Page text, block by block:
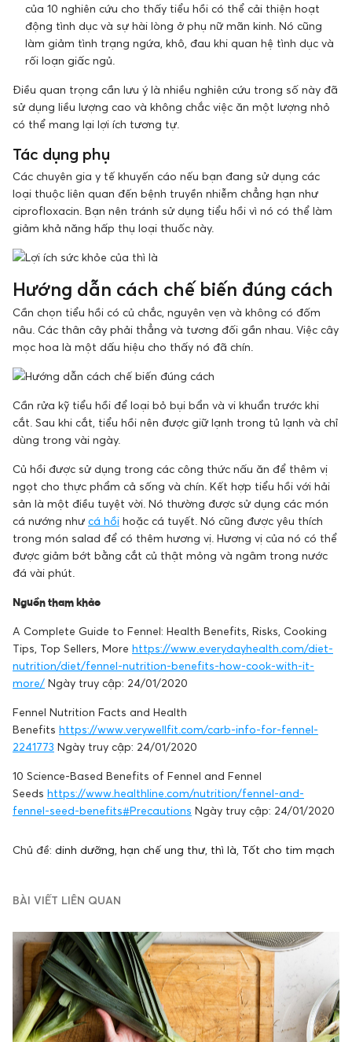
của 10 nghiên cứu cho thấy tiểu hồi có thể cải thiện hoạt
động tình dục và sự hài lòng ở phụ nữ mãn kinh. Nó cũng
làm giảm tình trạng ngứa, khô, đau khi quan hệ tình dục và
rối loạn giấc ngủ.
Điều quan trọng cần lưu ý là nhiều nghiên cứu trong số này đã
sử dụng liều lượng cao và không chắc việc ăn một lượng nhỏ
có thể mang lại lợi ích tương tự.
Tác dụng phụ
Các chuyên gia y tế khuyến cáo nếu bạn đang sử dụng các
loại thuộc liên quan đến bệnh truyền nhiễm chẳng hạn như
ciprofloxacin. Bạn nên tránh sử dụng tiểu hồi vì nó có thể làm
giảm khả năng hấp thụ loại thuốc này.
Hướng dẫn cách chế biến đúng cách
Cần chọn tiểu hồi có củ chắc, nguyên vẹn và không có đốm
nâu. Các thân cây phải thẳng và tương đối gần nhau. Việc cây
mọc hoa là một dấu hiệu cho thấy nó đã chín.
Cần rửa kỹ tiểu hồi để loại bỏ bụi bẩn và vi khuẩn trước khi
cắt. Sau khi cắt, tiểu hồi nên được giữ lạnh trong tủ lạnh và chỉ
dùng trong vài ngày.
Củ hồi được sử dụng trong các công thức nấu ăn để thêm vị
ngọt cho thực phẩm cả sống và chín. Kết hợp tiểu hồi với hải
sản là một điều tuyệt vời. Nó thường được sử dụng các món
cá nướng như cá hồi hoặc cá tuyết. Nó cũng được yêu thích
trong món salad để có thêm hương vị. Hương vị của nó có thể
được giảm bớt bằng cắt củ thật mỏng và ngâm trong nước
đá vài phút.
Nguồn tham khảo
A Complete Guide to Fennel: Health Benefits, Risks, Cooking
Tips, Top Sellers, More https://www.everydayhealth.com/diet-
nutrition/diet/fennel-nutrition-benefits-how-cook-with-it-
more/ Ngày truy cập: 24/01/2020
Fennel Nutrition Facts and Health
Benefits https://www.verywellfit.com/carb-info-for-fennel-
2241773 Ngày truy cập: 24/01/2020
10 Science-Based Benefits of Fennel and Fennel
Seeds https://www.healthline.com/nutrition/fennel-and-
fennel-seed-benefits#Precautions Ngày truy cập: 24/01/2020
Chủ đề: dinh dưỡng hạn chế ung thư thì là Tốt cho tim mạch
BÀI VIẾT LIÊN QUAN